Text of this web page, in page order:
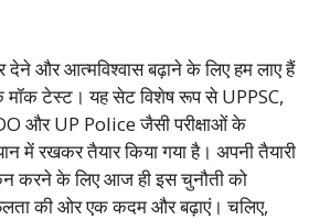
देने और आत्मविश्वास बढ़ाने के लिए हम लाए हैं
टेस्ट। यह सेट विशेष रूप से UPPSC,
और UP Police जैसी परीक्षाओं के
में रखकर तैयार किया गया है। अपनी तैयारी
करने के लिए आज ही इस चुनौती को
की ओर एक कदम और बढ़ाएं। चलिए,